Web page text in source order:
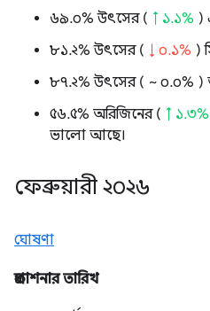
৬৯.০% উৎসের ( ↑ ১.১% )
৮১.২% উৎসের ( ↓ ০.১% )
৮৭.২% উৎসের ( ~ ০.০% )
৫৬.৫% অরিজিনের ( ↑ ১.৩%
ভালো আছে।
ফেব্রুয়ারী ২০২৬
ঘোষণা
প্রকাশনার তারিখ